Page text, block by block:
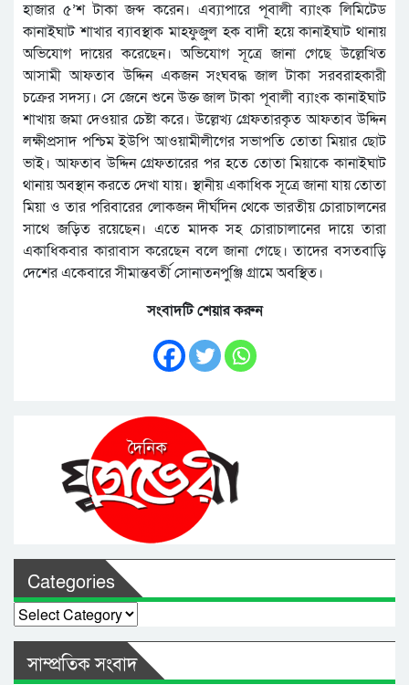
হাজার ৫’শ টাকা জব্দ করেন। এব্যাপারে পূবালী ব্যাংক লিমিটেড
কানাইঘাট শাখার ব্যাবস্থাক মাহফুজুল হক বাদী হয়ে কানাইঘাট থানায়
অভিযোগ দায়ের করেছেন। অভিযোগ সূত্রে জানা গেছে উল্লেখিত
আসামী আফতাব উদ্দিন একজন সংঘবদ্ধ জাল টাকা সরবরাহকারী
চক্রের সদস্য। সে জেনে শুনে উক্ত জাল টাকা পূবালী ব্যাংক কানাইঘাট
শাখায় জমা দেওয়ার চেষ্টা করে। উল্লেখ্য গ্রেফতারকৃত আফতাব উদ্দিন
লক্ষীপ্রসাদ পশ্চিম ইউপি আওয়ামীলীগের সভাপতি তোতা মিয়ার ছোট
ভাই। আফতাব উদ্দিন গ্রেফতারের পর হতে তোতা মিয়াকে কানাইঘাট
থানায় অবস্থান করতে দেখা যায়। স্থানীয় একাধিক সূত্রে জানা যায় তোতা
মিয়া ও তার পরিবারের লোকজন দীর্ঘদিন থেকে ভারতীয় চোরাচালনের
সাথে জড়িত রয়েছেন। এতে মাদক সহ চোরাচালানের দায়ে তারা
একাধিকবার কারাবাস করেছেন বলে জানা গেছে। তাদের বসতবাড়ি
দেশের একেবারে সীমান্তবর্তী সোনাতনপুঞ্জি গ্রামে অবস্থিত।
সংবাদটি শেয়ার করুন
Categories
Categories
সাম্প্রতিক সংবাদ